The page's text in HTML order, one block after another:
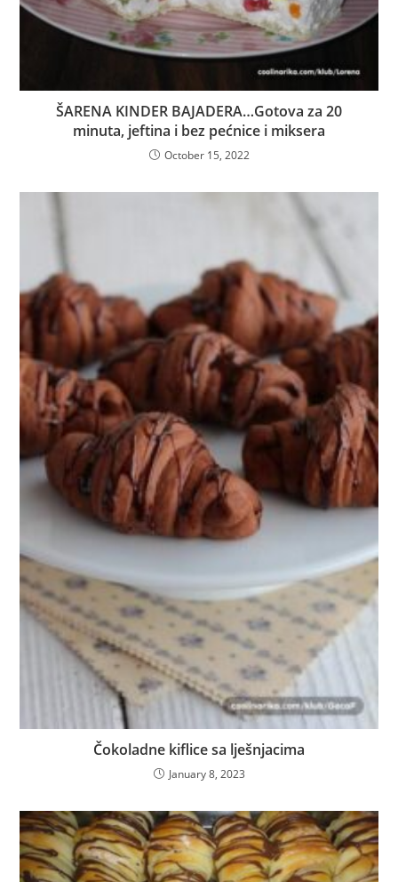
ŠARENA KINDER BAJADERA…Gotova za 20
minuta, jeftina i bez pećnice i miksera
October 15, 2022
Čokoladne kiflice sa lješnjacima
January 8, 2023